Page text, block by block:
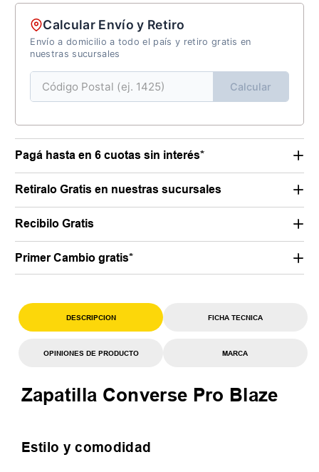
Calcular Envío y Retiro
Envío a domicilio a todo el país y retiro gratis en
nuestras sucursales
Calcular
Pagá hasta en 6 cuotas sin interés*
Retiralo Gratis en nuestras sucursales
Recibilo Gratis
Primer Cambio gratis*
DESCRIPCION FICHA TECNICA
OPINIONES DE PRODUCTO MARCA
Zapatilla Converse Pro Blaze
Estilo y comodidad